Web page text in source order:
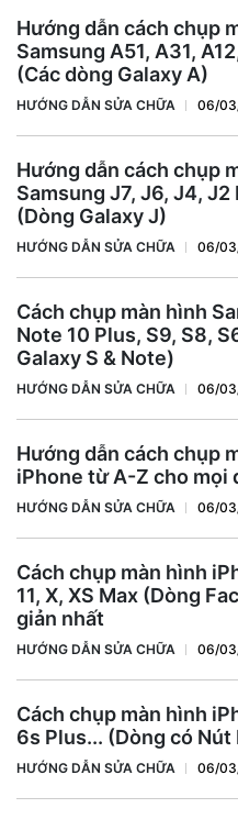
Hướng dẫn cách chụp
Samsung A51, A31,
(Các dòng Galaxy A)
HƯỚNG DẪN SỬA CHỮA 06/
Hướng dẫn cách chụp
Samsung J7, J6, J4, J2
(Dòng Galaxy J)
HƯỚNG DẪN SỬA CHỮA 06/
Cách chụp màn hình
Note 10 Plus, S9, S8,
Galaxy S & Note)
HƯỚNG DẪN SỬA CHỮA 06/
Hướng dẫn cách chụp
iPhone từ A-Z cho mọi
HƯỚNG DẪN SỬA CHỮA 06/
Cách chụp màn hình
11, X, XS Max (Dòng
giản nhất
HƯỚNG DẪN SỬA CHỮA 06/
Cách chụp màn hình
6s Plus... (Dòng có Nút
HƯỚNG DẪN SỬA CHỮA 06/